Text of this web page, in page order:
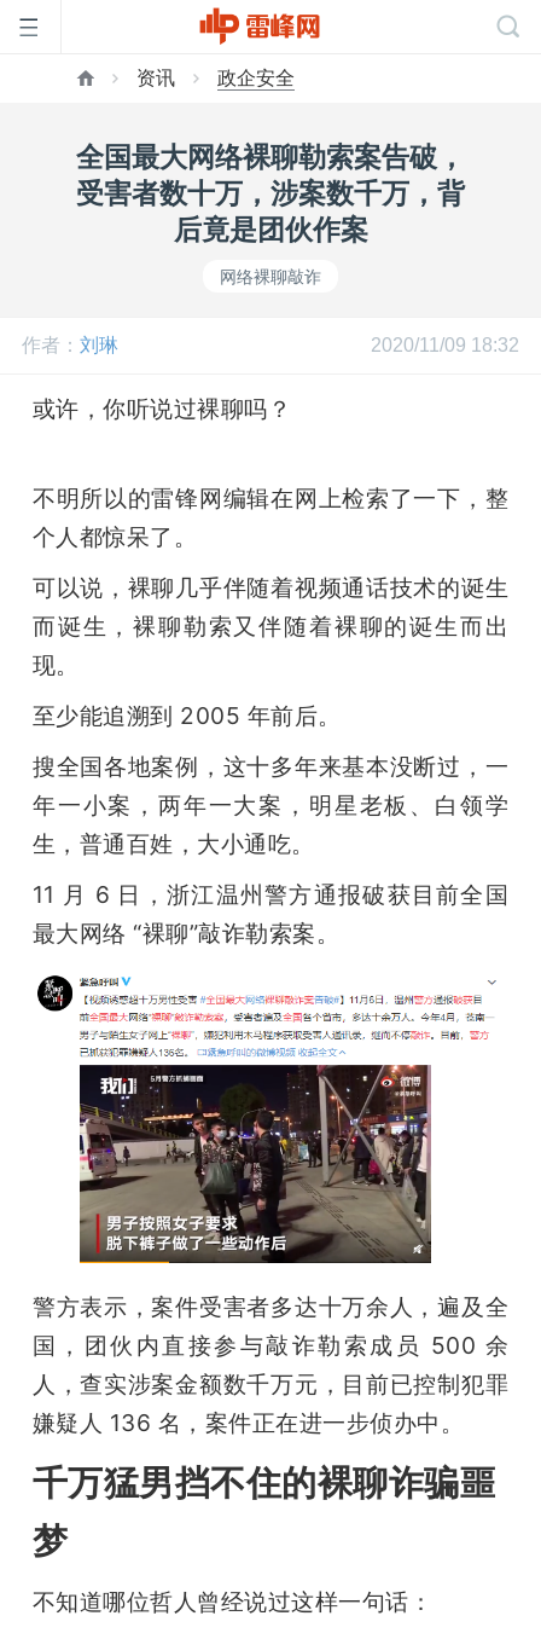
页
网
开
课
动
中
心
GAIR
专
题
爱
搞
机
资讯 政企安全
全国最大网络裸聊勒索案告破，
受害者数十万，涉案数千万，背
后竟是团伙作案
网络裸聊敲诈
作者： 刘琳 2020/11/09 18:32
或许，你听说过裸聊吗？
不明所以的雷锋网编辑在网上检索了一下，整
个人都惊呆了。
可以说，裸聊几乎伴随着视频通话技术的诞生
而诞生，裸聊勒索又伴随着裸聊的诞生而出
现。
至少能追溯到 2005 年前后。
搜全国各地案例，这十多年来基本没断过，一
年一小案，两年一大案，明星老板、白领学
生，普通百姓，大小通吃。
11 月 6 日，浙江温州警方通报破获目前全国
最大网络 “裸聊”敲诈勒索案。
警方表示，案件受害者多达十万余人，遍及全
国，团伙内直接参与敲诈勒索成员 500 余
人，查实涉案金额数千万元，目前已控制犯罪
嫌疑人 136 名，案件正在进一步侦办中。
千万猛男挡不住的裸聊诈骗噩
梦
不知道哪位哲人曾经说过这样一句话：